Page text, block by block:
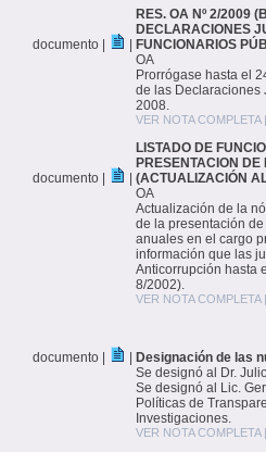
documento |
RES. OA Nº 2/2009
DECLARACIONES
FUNCIONARIOS
OA
Prorrógase hasta el
de las Declaraciones
2008.
VER NOTA COMPLETA |
documento |
LISTADO DE
PRESENTACION
(ACTUALIZACIÓN
OA
Actualización de la
de la presentación
anuales en el cargo
información que las
Anticorrupción hasta
8/2002).
VER NOTA COMPLETA |
documento |
Designación de las
Se designó al Dr.
Se designó al Lic.
Políticas de
Investigaciones.
VER NOTA COMPLETA |